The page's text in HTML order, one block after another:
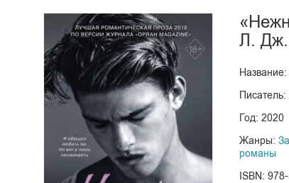
Л.
Писатель:
Год: 2020
Жанры:
романы
ISBN: